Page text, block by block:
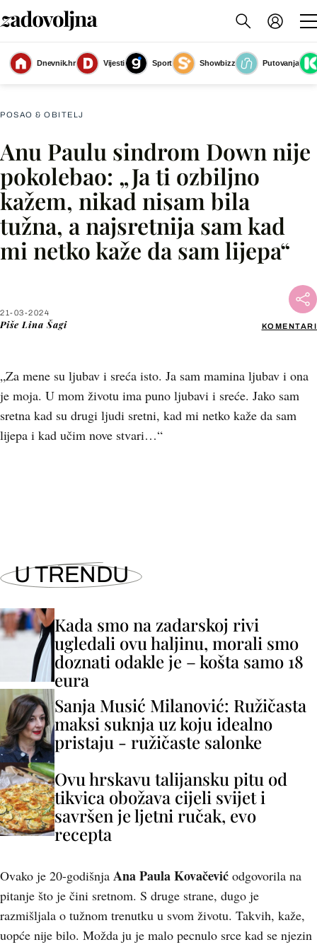
Dnevnik.hr Vijesti Sport Showbizz
Putovanja
Ana Paula Kovačević
(Foto: Slaven Janđel)
POSAO & OBITELJ
Anu Paulu sindrom Down nije
pokolebao: „Ja ti ozbiljno
kažem, nikad nisam bila
tužna, a najsretnija sam kad
mi netko kaže da sam lijepa“
21-03-2024
Piše Lina Šagi KOMENTARI
„Za mene su ljubav i sreća isto. Ja sam mamina ljubav i ona
je moja. U mom životu ima puno ljubavi i sreće. Jako sam
sretna kad su drugi ljudi sretni, kad mi netko kaže da sam
lijepa i kad učim nove stvari…“
Facebook
X
WhatsApp
U TRENDU
Kada smo na zadarskoj rivi
ugledali ovu haljinu, morali smo
doznati odakle je – košta samo 18
eura
Sanja Musić Milanović: Ružičasta
maksi suknja uz koju idealno
pristaju - ružičaste salonke
Ovu hrskavu talijansku pitu od
tikvica obožava cijeli svijet i
savršen je ljetni ručak, evo
recepta
Ovako je 20-godišnja Ana Paula Kovačević odgovorila na
pitanje što je čini sretnom. S druge strane, dugo je
razmišljala o tužnom trenutku u svom životu. Takvih, kaže,
uopće nije bilo. Možda ju je malo pecnulo srce kad se njezin